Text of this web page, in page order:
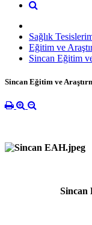
Sağlık
Eğitim ve
Sincan Eğitim
Sincan Eğitim ve
Sincan